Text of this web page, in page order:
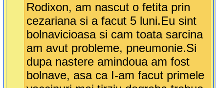
Rodixon, am nascut o fetita prin
cezariana si a facut 5 luni.Eu sint
bolnavicioasa si cam toata sarcina
am avut probleme, pneumonie.Si
dupa nastere amindoua am fost
bolnave, asa ca I-am facut primele